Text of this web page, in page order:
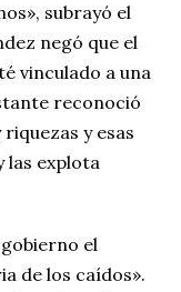
subrayó el
negó que el
vinculado a una
reconoció
y esas
las explota
el
de los caídos».